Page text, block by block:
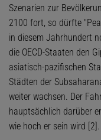
Szenarien zur
2100 fort, so dürfte
in diesem Jahrhundert
die OECD-Staaten den
asiatisch-pazifischen
Städten der
weiter wachsen. Der
hauptsächlich darüber
wie hoch er sein wird [2].